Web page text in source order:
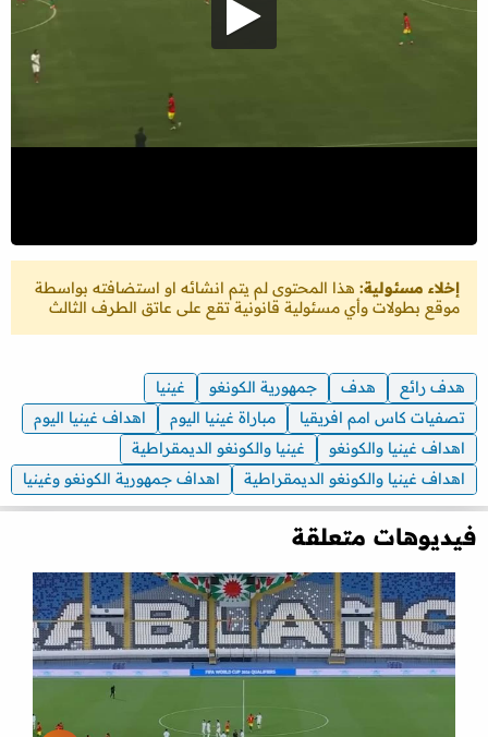
إخلاء مسئولية: هذا المحتوى لم يتم انشائه او استضافته بواسطة
موقع بطولات وأي مسئولية قانونية تقع على عاتق الطرف الثالث
هدف رائع هدف جمهورية الكونغو
غينيا
تصفيات كاس امم افريقيا
مباراة غينيا اليوم
اهداف غينيا اليوم
اهداف غينيا والكونغو
غينيا والكونغو الديمقراطية
اهداف غينيا والكونغو الديمقراطية
اهداف جمهورية الكونغو وغينيا
فيديوهات متعلقة